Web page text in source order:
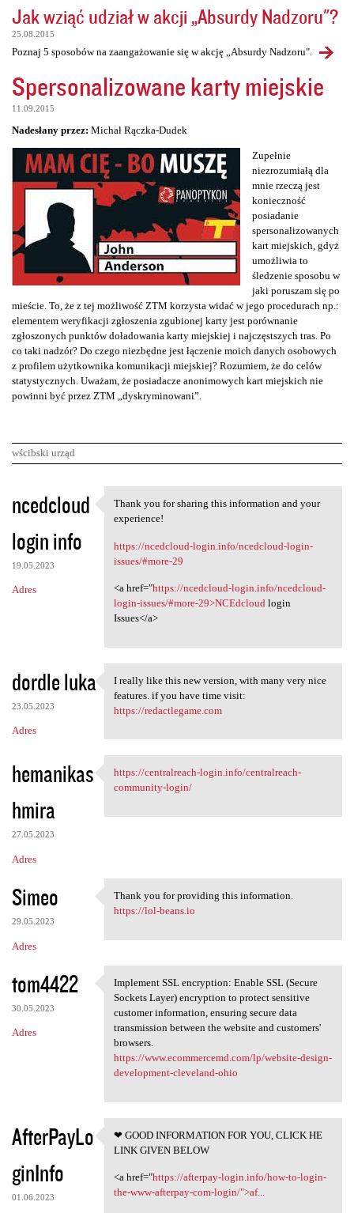
Jak wziąć udział w akcji „Absurdy Nadzoru"?
25.08.2015
Poznaj 5 sposobów na zaangażowanie się w akcję „Absurdy Nadzoru".
Spersonalizowane karty miejskie
11.09.2015
Nadesłany przez: Michał Rączka-Dudek
Zupełnie
niezrozumiałą dla
mnie rzeczą jest
konieczność
posiadanie
spersonalizowanych
kart miejskich, gdyż
umożliwia to
śledzenie sposobu w
jaki poruszam się po
mieście. To, że z tej możliwość ZTM korzysta widać w jego procedurach np.:
elementem weryfikacji zgłoszenia zgubionej karty jest porównanie
zgłoszonych punktów doładowania karty miejskiej i najczęstszych tras. Po
co taki nadzór? Do czego niezbędne jest łączenie moich danych osobowych
z profilem użytkownika komunikacji miejskiej? Rozumiem, że do celów
statystycznych. Uważam, że posiadacze anonimowych kart miejskich nie
powinni być przez ZTM „dyskryminowani”.
wścibski urząd
K
o
m
e
n
z
e
ncedcloud
login info
19.05.2023
Adres
Thank you for sharing this
Thank you for sharing this information and your
experience!
https://ncedcloud-login.info/ncedcloud-login-
issues/#more-29
<a href="https://ncedcloud-login.info/ncedcloud-
login-issues/#more-29>NCEdcloudlogin
Issues</a>
dordle luka
23.05.2023
Adres
I really like this new
I really like this new version, with many very nice
features. if you have time visit:
https://redactlegame.com
hemanikas
hmira
27.05.2023
Adres
https://centralreach-login
https://centralreach-login.info/centralreach-
community-login/
Simeo
29.05.2023
Adres
Thank you for providing this
Thank you for providing this information.
https://lol-beans.io
tom4422
30.05.2023
Adres
Implement SSL encryption:
Implement SSL encryption: Enable SSL (Secure
Sockets Layer) encryption to protect sensitive
customer information, ensuring secure data
transmission between the website and customers'
browsers.
https://www.ecommercemd.com/lp/website-design-
development-cleveland-ohio
AfterPayLo
ginInfo
01.06.2023
❤ GOOD INFORMATION FOR YOU,
❤ GOOD INFORMATION FOR YOU, CLICK HE
LINK GIVEN BELOW
<a href="https://afterpay-login.info/how-to-login-
the-www-afterpay-com-login/">af...